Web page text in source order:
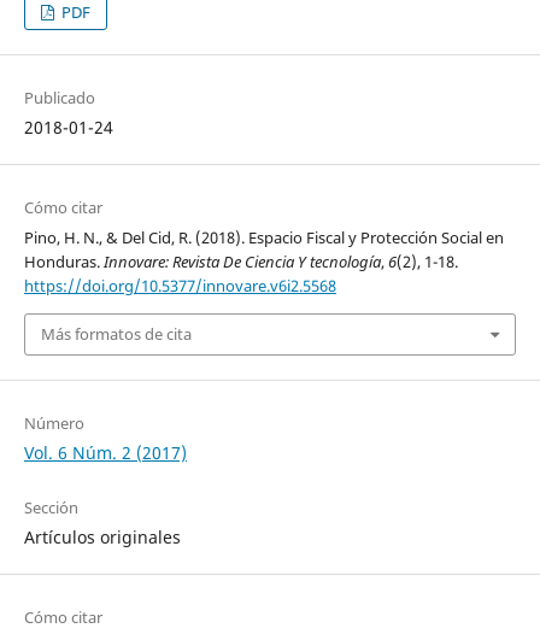
PDF
Publicado
2018-01-24
Cómo citar
Pino, H. N., & Del Cid, R. (2018). Espacio Fiscal y Protección Social en
Honduras.Innovare: Revista De Ciencia Y tecnología,6(2), 1-18.
https://doi.org/10.5377/innovare.v6i2.5568
Más formatos de cita
Número
Vol. 6 Núm. 2 (2017)
Sección
Artículos originales
Cómo citar